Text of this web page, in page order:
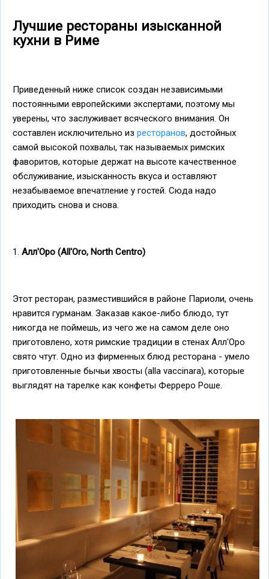
Лучшие рестораны изысканной
кухни в Риме
Приведенный ниже список создан независимыми
постоянными европейскими экспертами, поэтому мы
уверены, что заслуживает всяческого внимания. Он
составлен исключительно из ресторанов, достойных
самой высокой похвалы, так называемых римских
фаворитов, которые держат на высоте качественное
обслуживание, изысканность вкуса и оставляют
незабываемое впечатление у гостей. Сюда надо
приходить снова и снова.
1. Алл'Оро (All'Oro, North Centro)
Этот ресторан, разместившийся в районе Париоли, очень
нравится гурманам. Заказав какое-либо блюдо, тут
никогда не поймешь, из чего же на самом деле оно
приготовлено, хотя римские традиции в стенах Алл'Оро
свято чтут. Одно из фирменных блюд ресторана - умело
приготовленные бычьи хвосты (alla vaccinara), которые
выглядят на тарелке как конфеты Ферреро Роше.